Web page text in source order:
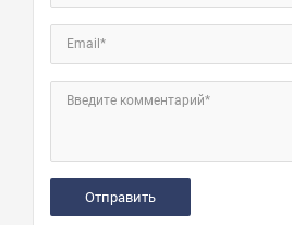
Email*
Введите комментарий*